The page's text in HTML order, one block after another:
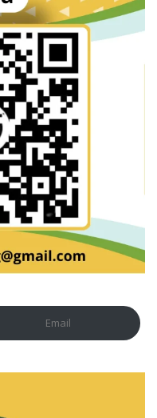
Email